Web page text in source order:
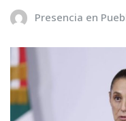
Presencia en